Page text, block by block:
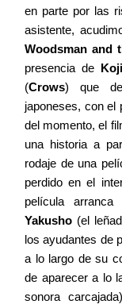
en parte por las
asistente,
Woodsman and
presencia de
(Crows) que
japoneses, con el
del momento, el
una historia a
rodaje de una
perdido en el
película
Yakusho (el
los ayudantes de
a lo largo de su
de aparecer a lo
sonora